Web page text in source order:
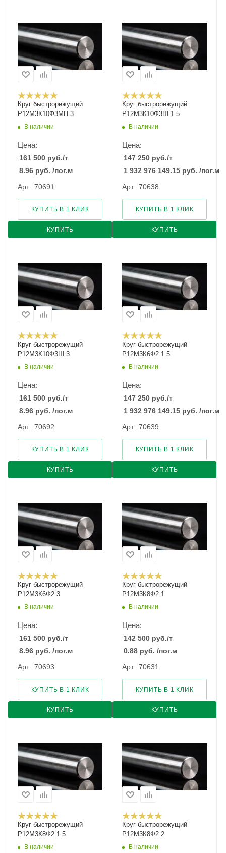
Круг быстрорежущий
Р12М3К10Ф3МП 3
В наличии
Цена:
161 500 руб./т
8.96 руб. /пог.м
Арт.: 70691
КУПИТЬ
КУПИТЬ В 1 КЛИК
Круг быстрорежущий
Р12М3К10Ф3Ш 1.5
В наличии
Цена:
147 250 руб./т
1 932 976 149.15 руб. /пог.м
Арт.: 70638
КУПИТЬ
КУПИТЬ В 1 КЛИК
Круг быстрорежущий
Р12М3К10Ф3Ш 3
В наличии
Цена:
161 500 руб./т
8.96 руб. /пог.м
Арт.: 70692
КУПИТЬ
КУПИТЬ В 1 КЛИК
Круг быстрорежущий
Р12М3К6Ф2 1.5
В наличии
Цена:
147 250 руб./т
1 932 976 149.15 руб. /пог.м
Арт.: 70639
КУПИТЬ
КУПИТЬ В 1 КЛИК
Круг быстрорежущий
Р12М3К6Ф2 3
В наличии
Цена:
161 500 руб./т
8.96 руб. /пог.м
Арт.: 70693
КУПИТЬ
КУПИТЬ В 1 КЛИК
Круг быстрорежущий
Р12М3К8Ф2 1
В наличии
Цена:
142 500 руб./т
0.88 руб. /пог.м
Арт.: 70631
КУПИТЬ
КУПИТЬ В 1 КЛИК
Круг быстрорежущий
Р12М3К8Ф2 1.5
В наличии
Круг быстрорежущий
Р12М3К8Ф2 2
В наличии